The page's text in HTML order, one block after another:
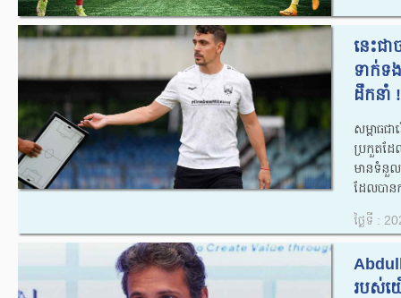
នេះជ
ទាក់ទ
ដឹកនាំ
សម្ពាធជ
ប្រកួតដែ
មានទំនួ
ដែលបា
ថ្ងៃទី :
របស់យ